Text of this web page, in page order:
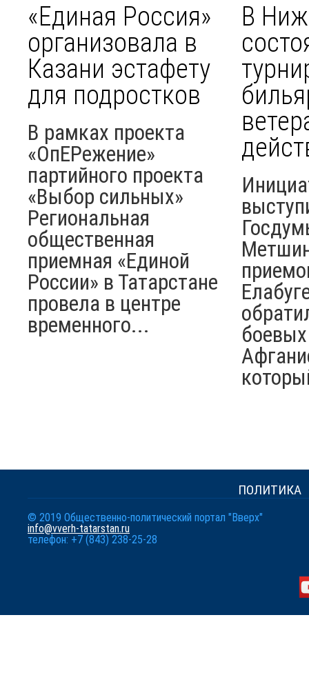
«Единая Россия»
организовала в
Казани эстафету
для подростков
В рамках проекта
«ОпЕРежение»
партийного проекта
«Выбор сильных»
Региональная
общественная
приемная «Единой
России» в Татарстане
провела в центре
временного...
В
ПОЛИТИКА
© 2019 Общественно-политический портал "Вверх"
info@vverh-tatarstan.ru
телефон: +7 (843) 238-25-28